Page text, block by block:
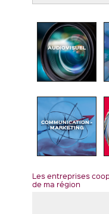
AUDIOVISUEL
COMMUNICATION -
MARKETING
Les entreprises
de ma région